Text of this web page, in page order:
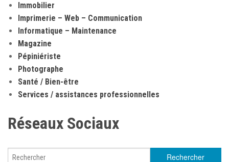
Immobilier
Imprimerie – Web – Communication
Informatique – Maintenance
Magazine
Pépiniériste
Photographe
Santé / Bien-être
Services / assistances professionnelles
Réseaux Sociaux